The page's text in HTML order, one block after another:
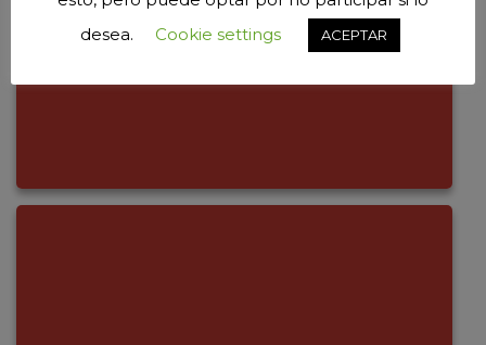
desea.
Cookie settings ACEPTAR